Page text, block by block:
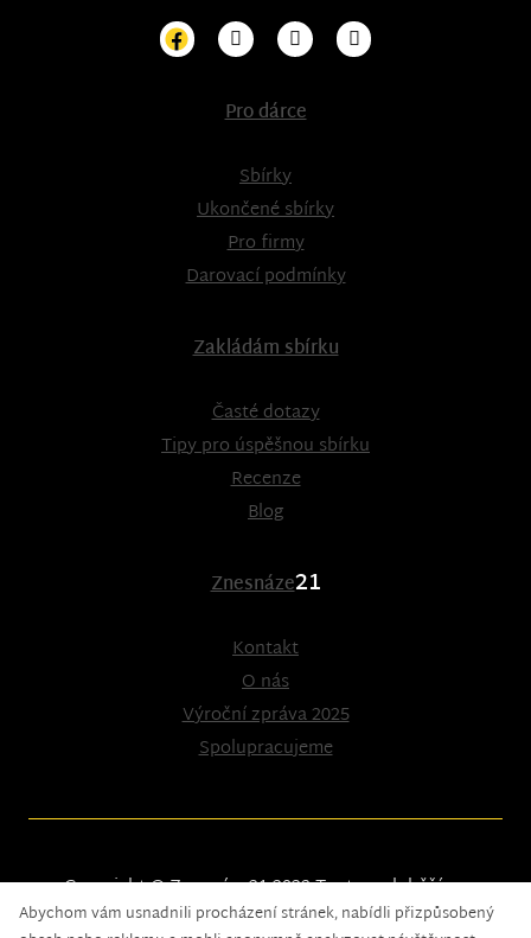
Pro dárce
Sbírky
Ukončené sbírky
Pro firmy
Darovací podmínky
Zakládám sbírku
Časté dotazy
Tipy pro úspěšnou sbírku
Recenze
Blog
Znesnáze21
Kontakt
O nás
Výroční zpráva 2025
Spolupracujeme
Copyright © Znesnáze21 2023Tento web běží na
solidpixels.
Abychom vám usnadnili procházení stránek, nabídli přizpůsobený